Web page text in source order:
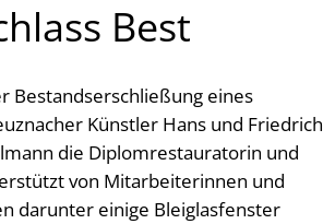
Best
Bestandserschließung eines
Künstler Hans und Friedrich
die Diplomrestauratorin und
von Mitarbeiterinnen und
darunter einige Bleiglasfenster